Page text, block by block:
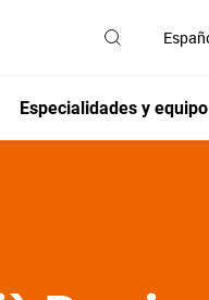
Especialidades y equipo